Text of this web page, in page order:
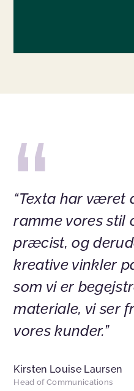
“Texta har været
ramme vores stil
præcist, og
kreative vinkler
som vi er
materiale, vi ser
vores kunder.”
Kirsten Louise Laursen
Head of Communications